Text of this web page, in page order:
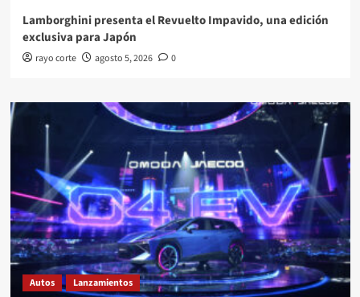
Lamborghini presenta el Revuelto Impavido, una edición
exclusiva para Japón
rayo corte agosto 5, 2026 0
Autos Lanzamientos